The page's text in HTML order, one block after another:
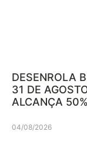
DESENROLA
31 DE
ALCANÇA
04/08/2026